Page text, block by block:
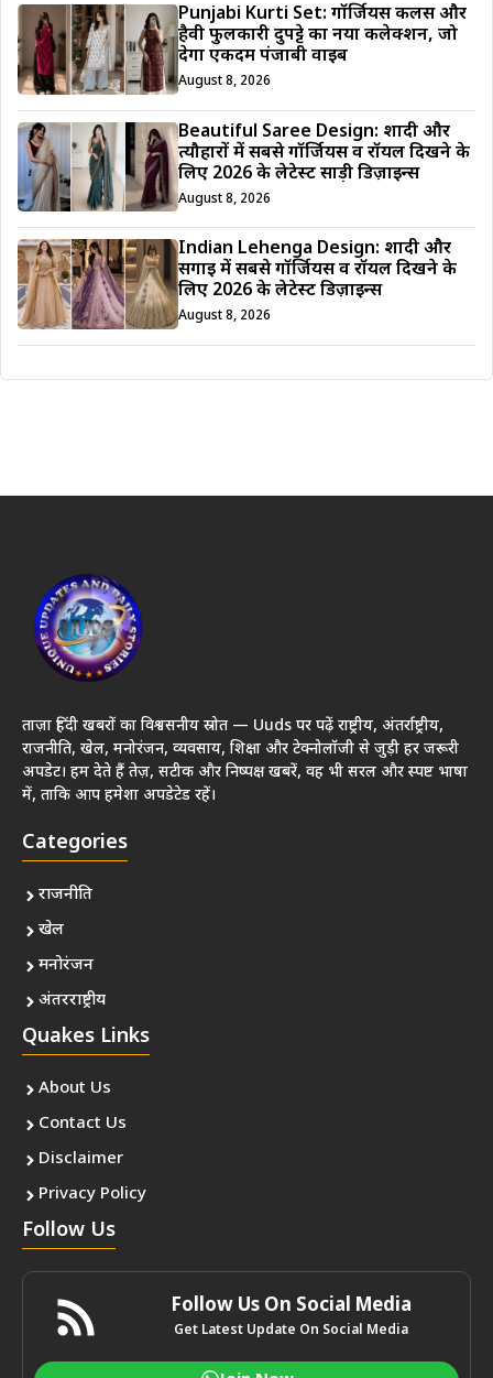
Punjabi Kurti Set: गॉर्जियस कलर्स और
हैवी फुलकारी दुपट्टे का नया कलेक्शन, जो
देगा एकदम पंजाबी वाइब
August 8, 2026
Beautiful Saree Design: शादी और
त्यौहारों में सबसे गॉर्जियस व रॉयल दिखने के
लिए 2026 के लेटेस्ट साड़ी डिज़ाइन्स
August 8, 2026
Indian Lehenga Design: शादी और
सगाई में सबसे गॉर्जियस व रॉयल दिखने के
लिए 2026 के लेटेस्ट डिज़ाइन्स
August 8, 2026
ताज़ा हिंदी खबरों का विश्वसनीय स्रोत — Uuds पर पढ़ें राष्ट्रीय, अंतर्राष्ट्रीय,
राजनीति, खेल, मनोरंजन, व्यवसाय, शिक्षा और टेक्नोलॉजी से जुड़ी हर जरूरी
अपडेट। हम देते हैं तेज़, सटीक और निष्पक्ष खबरें, वह भी सरल और स्पष्ट भाषा
में, ताकि आप हमेशा अपडेटेड रहें।
Categories
राजनीति
खेल
मनोरंजन
अंतरराष्ट्रीय
Quakes Links
About Us
Contact Us
Disclaimer
Privacy Policy
Follow Us
Follow Us On Social Media
Get Latest Update On Social Media